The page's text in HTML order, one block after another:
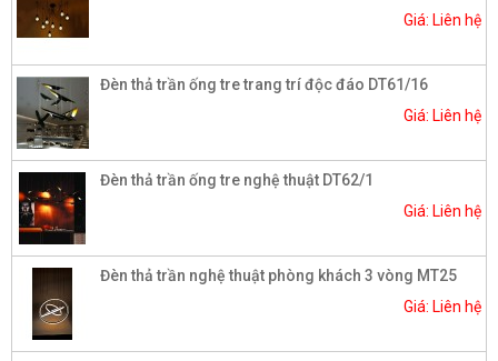
Giá: Liên hệ
Đèn thả trần ống tre trang trí độc đáo DT61/16
Giá: Liên hệ
Đèn thả trần ống tre nghệ thuật DT62/1
Giá: Liên hệ
Đèn thả trần nghệ thuật phòng khách 3 vòng MT25
Giá: Liên hệ